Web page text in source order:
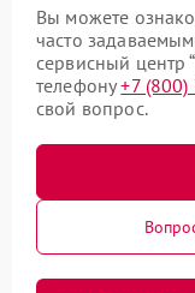
Вы можете
часто
сервисный центр
телефону+7
свой вопрос.